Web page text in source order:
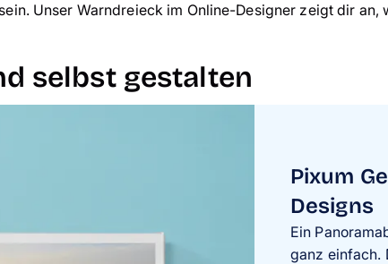
Unser Warndreieck im Online-Designer zeigt dir an,
selbst gestalten
Pixum
Designs
Ein
ganz einfach.